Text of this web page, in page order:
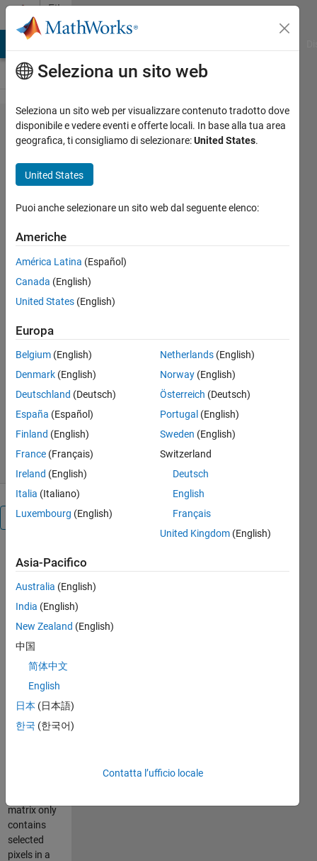
Vai al contenuto
File
Exchange
Extract
2D
interest
3D
image
stack
a higher dimensional array
and only analyze only pre-
index values.
Simon Musall
Versione 1.1.0.0
12 nov 2016
Panoramica
This code
merges the
first two
dimensions
of a higher
dimensional
array (e.g.
an image
single
dimension.
The
difference to
matrix only
contains
selected
pixels in a
Seleziona un sito web
Seleziona un sito web per visualizzare contenuto tradotto dove
disponibile e vedere eventi e offerte locali. In base alla tua area
geografica, ti consigliamo di selezionare:United States.
United States
Puoi anche selezionare un sito web dal seguente elenco:
Americhe
América Latina (Español)
Canada (English)
United States (English)
Europa
Belgium (English)
Denmark (English)
Deutschland (Deutsch)
España (Español)
Finland (English)
France (Français)
Ireland (English)
Italia (Italiano)
Luxembourg (English)
Netherlands (English)
Norway (English)
Österreich (Deutsch)
Portugal (English)
Sweden (English)
Switzerland
Deutsch
English
Français
United Kingdom (English)
Asia-Pacifico
Australia (English)
India (English)
New Zealand (English)
中国
简体中文
English
日本 (日本語)
한국 (한국어)
Contatta l’ufficio locale